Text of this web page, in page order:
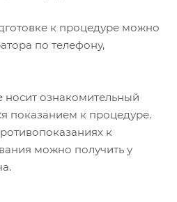
к процедуре можно
по телефону,
ознакомительный
показанием к процедуре.
к
можно получить у